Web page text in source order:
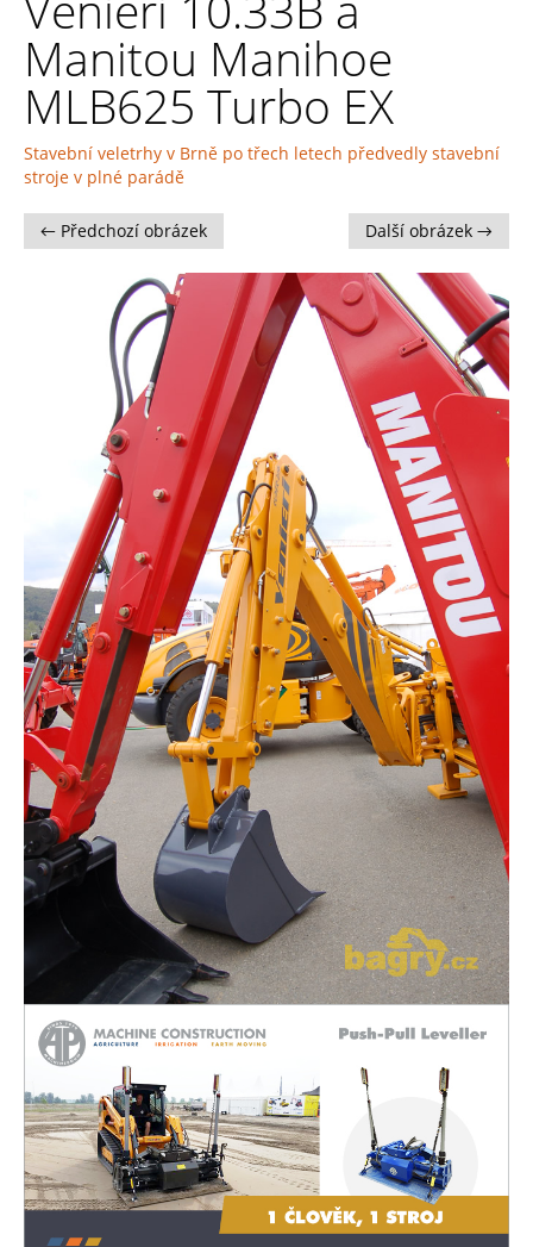
Manitou Manihoe
MLB625 Turbo EX
Stavební veletrhy v Brně po třech letech předvedly stavební
stroje v plné parádě
← Předchozí obrázek Další obrázek →